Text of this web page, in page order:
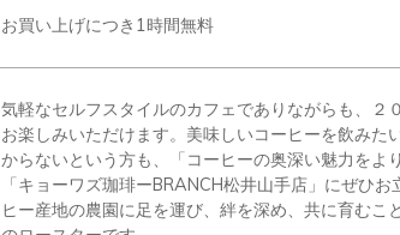
お買い上げにつき1時間無料
気軽なセルフスタイルのカフェでありながらも、
お楽しみいただけます。美味しいコーヒーを飲み
からないという方も、「コーヒーの奥深い魅力をよ
「キョーワズ珈琲ーBRANCH松井山手店」にぜひ
ヒー産地の農園に足を運び、絆を深め、共に育む